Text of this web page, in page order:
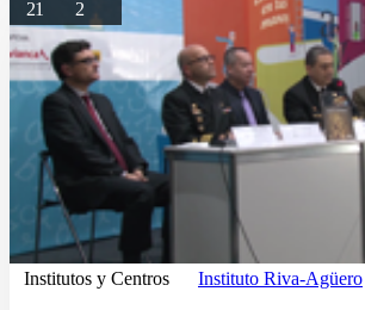
21 2
Institutos y Centros Instituto Riva-Agüero